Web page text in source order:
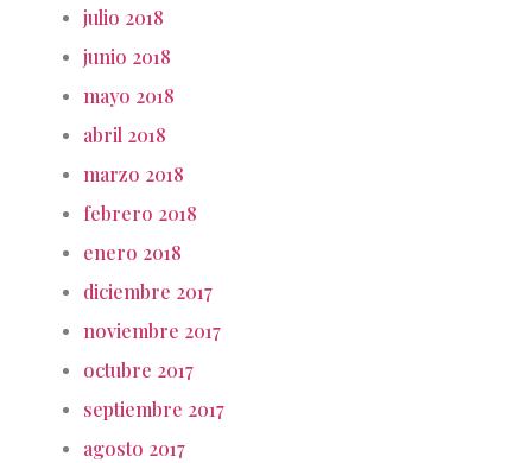
julio 2018
junio 2018
mayo 2018
abril 2018
marzo 2018
febrero 2018
enero 2018
diciembre 2017
noviembre 2017
octubre 2017
septiembre 2017
agosto 2017